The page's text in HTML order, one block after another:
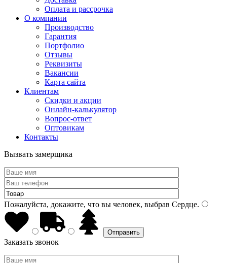
Оплата и рассрочка
О компании
Производство
Гарантия
Портфолио
Отзывы
Реквизиты
Вакансии
Карта сайта
Клиентам
Скидки и акции
Онлайн-калькулятор
Вопрос-ответ
Оптовикам
Контакты
Вызвать замерщика
Пожалуйста, докажите, что вы человек, выбрав Сердце.
Заказать звонок